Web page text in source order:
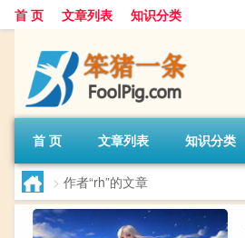
首 页 文章列表 知识分类
首 页 文章列表 知识分类
> 作者“rh”的文章